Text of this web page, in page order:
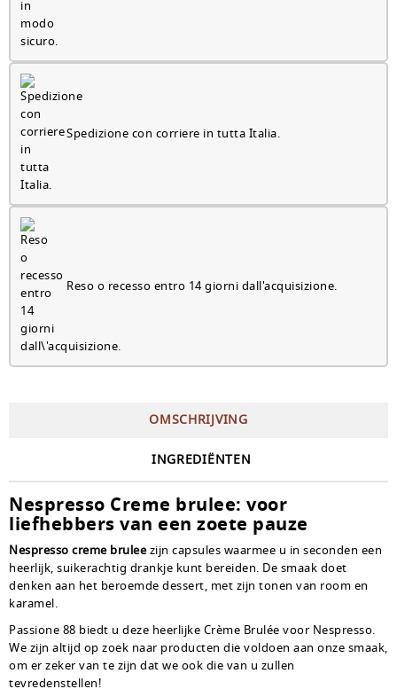
Spedizione con corriere in tutta Italia.
Reso o recesso entro 14 giorni dall'acquisizione.
OMSCHRIJVING
INGREDIËNTEN
Nespresso Creme brulee: voor
liefhebbers van een zoete pauze
Nespresso creme bruleezijn capsules waarmee u in seconden een
heerlijk, suikerachtig drankje kunt bereiden. De smaak doet
denken aan het beroemde dessert, met zijn tonen van room en
karamel.
Passione 88 biedt u deze heerlijke Crème Brulée voor Nespresso.
We zijn altijd op zoek naar producten die voldoen aan onze smaak,
om er zeker van te zijn dat we ook die van u zullen
tevredenstellen!